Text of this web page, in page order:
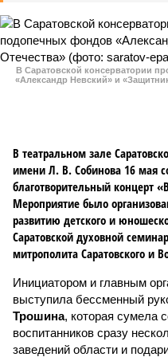
В Саратовской консерватории
«Александр Невский» и
В театральном зале
имени Л. В. Собинова 16 мая
благотворительный концерт
Мероприятие было
развитию детского и
Саратовской духовной
митрополита Саратовского и
Инициатором и главным
выступила бессменный
Трошина, которая сумела
воспитанников сразу
заведений области и